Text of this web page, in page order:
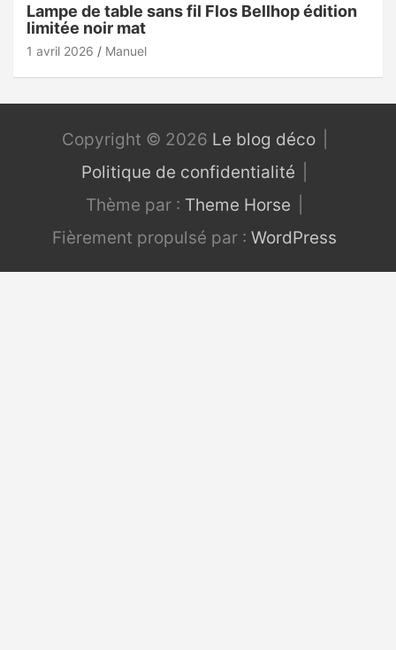
Lampe de table sans fil Flos Bellhop édition
limitée noir mat
1 avril 2026 Manuel
Copyright © 2026 Le blog déco
Politique de confidentialité
Thème par : Theme Horse
Fièrement propulsé par : WordPress